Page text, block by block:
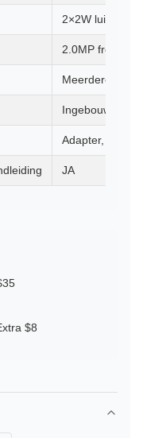
2×2W
2.0MP
Meerdere
Ingebouwde
Adapter, 12V/2A
JA
$8